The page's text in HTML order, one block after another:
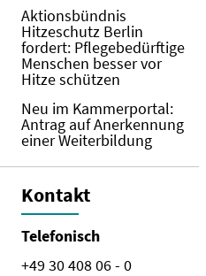
Aktionsbündnis
Hitzeschutz Berlin
fordert: Pflegebedürftige
Menschen besser vor
Hitze schützen
Neu im Kammerportal:
Antrag auf Anerkennung
einer Weiterbildung
Kontakt
Telefonisch
+49 30 408 06 - 0